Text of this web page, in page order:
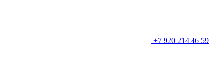
+7 920 214 46 59